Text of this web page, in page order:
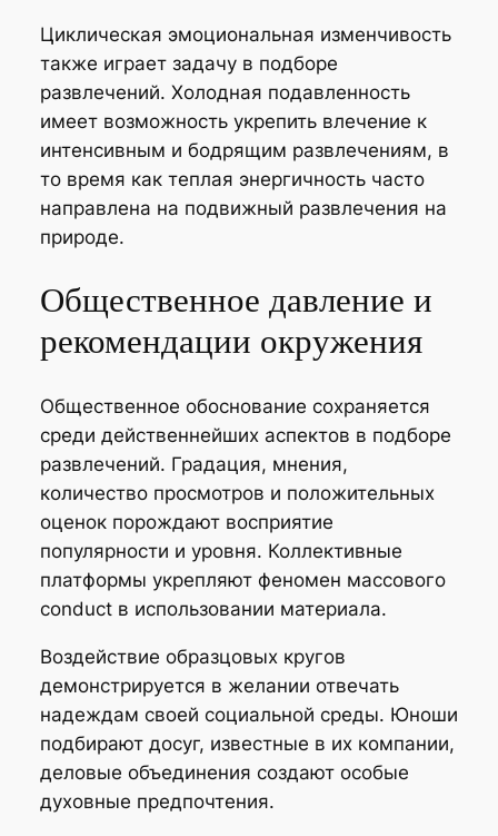
Циклическая эмоциональная изменчивость
также играет задачу в подборе
развлечений. Холодная подавленность
имеет возможность укрепить влечение к
интенсивным и бодрящим развлечениям, в
то время как теплая энергичность часто
направлена на подвижный развлечения на
природе.
Общественное давление и
рекомендации окружения
Общественное обоснование сохраняется
среди действеннейших аспектов в подборе
развлечений. Градация, мнения,
количество просмотров и положительных
оценок порождают восприятие
популярности и уровня. Коллективные
платформы укрепляют феномен массового
conduct в использовании материала.
Воздействие образцовых кругов
демонстрируется в желании отвечать
надеждам своей социальной среды. Юноши
подбирают досуг, известные в их компании,
деловые объединения создают особые
духовные предпочтения.